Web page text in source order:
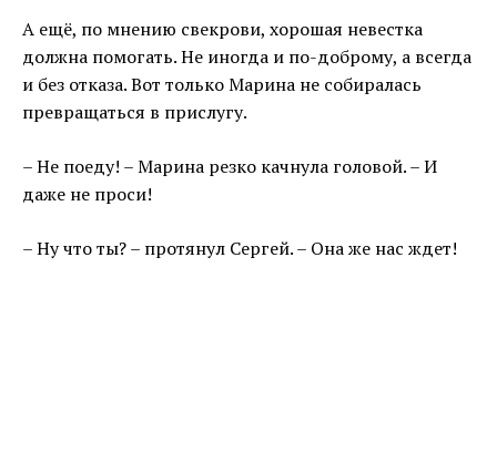
А ещё, по мнению свекрови, хорошая невестка
должна помогать. Не иногда и по-доброму, а всегда
и без отказа. Вот только Марина не собиралась
превращаться в прислугу.
– Не поеду! – Марина резко качнула головой. – И
даже не проси!
– Ну что ты? – протянул Сергей. – Она же нас ждет!